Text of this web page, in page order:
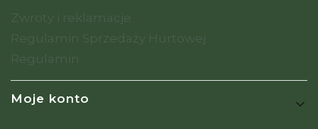
Zwroty i reklamacje
Regulamin Sprzedaży Hurtowej
Regulamin
Moje konto